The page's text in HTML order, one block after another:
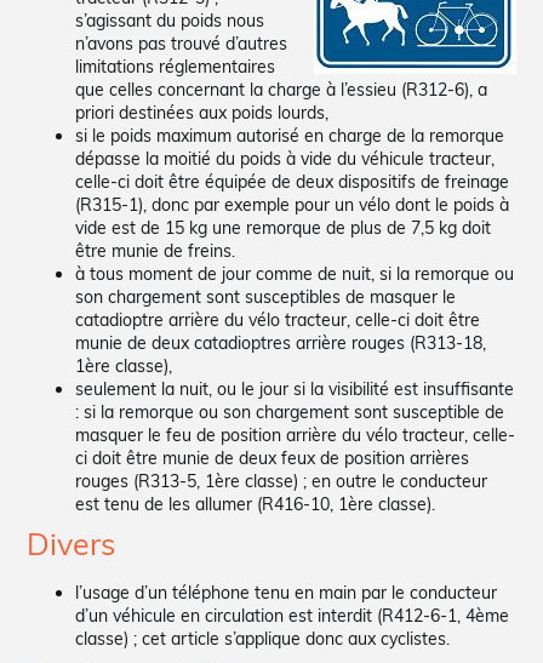
s’agissant du poids nous
n’avons pas trouvé d’autres
limitations réglementaires
que celles concernant la charge à l’essieu (R312-6), a
priori destinées aux poids lourds,
si le poids maximum autorisé en charge de la remorque
dépasse la moitié du poids à vide du véhicule tracteur,
celle-ci doit être équipée de deux dispositifs de freinage
(R315-1), donc par exemple pour un vélo dont le poids à
vide est de 15 kg une remorque de plus de 7,5 kg doit
être munie de freins.
à tous moment de jour comme de nuit, si la remorque ou
son chargement sont susceptibles de masquer le
catadioptre arrière du vélo tracteur, celle-ci doit être
munie de deux catadioptres arrière rouges (R313-18,
1ère classe),
seulement la nuit, ou le jour si la visibilité est insuffisante
: si la remorque ou son chargement sont susceptible de
masquer le feu de position arrière du vélo tracteur, celle-
ci doit être munie de deux feux de position arrières
rouges (R313-5, 1ère classe) ; en outre le conducteur
est tenu de les allumer (R416-10, 1ère classe).
Divers
l’usage d’un téléphone tenu en main par le conducteur
d’un véhicule en circulation est interdit (R412-6-1, 4ème
classe) ; cet article s’applique donc aux cyclistes.